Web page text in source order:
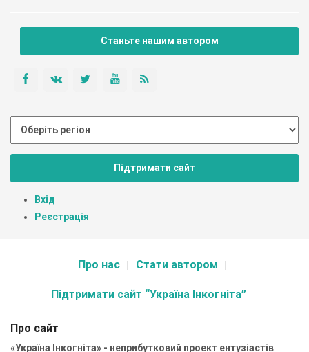
Станьте нашим автором
Підтримати сайт
Вхід
Реєстрація
Про нас Стати автором
Підтримати сайт “Україна Інкогніта”
Про сайт
«Україна Інкогніта» - неприбутковий проект ентузіастів